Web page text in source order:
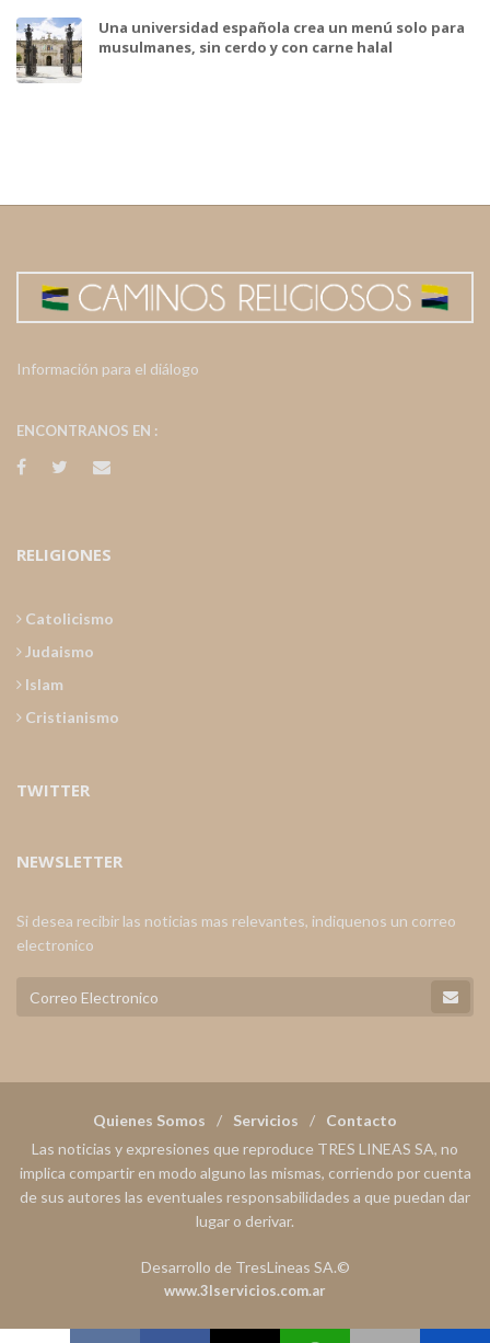
Una universidad española crea un menú solo para
musulmanes, sin cerdo y con carne halal
Información para el diálogo
ENCONTRANOS EN :
RELIGIONES
Catolicismo
Judaismo
Islam
Cristianismo
TWITTER
NEWSLETTER
Si desea recibir las noticias mas relevantes, indiquenos un correo
electronico
Quienes Somos Servicios
Contacto
Las noticias y expresiones que reproduce TRES LINEAS SA, no
implica compartir en modo alguno las mismas, corriendo por cuenta
de sus autores las eventuales responsabilidades a que puedan dar
lugar o derivar.
Desarrollo de TresLineas SA.©
www.3lservicios.com.ar